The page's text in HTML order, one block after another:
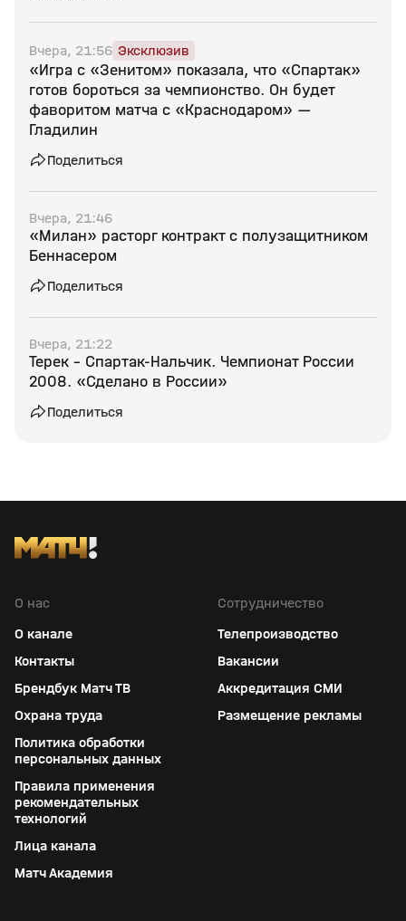
Вчера, 21:56 Эксклюзив
«Игра с «Зенитом» показала, что «Спартак»
готов бороться за чемпионство. Он будет
фаворитом матча с «Краснодаром» —
Гладилин
Поделиться
Вчера, 21:46
«Милан» расторг контракт с полузащитником
Беннасером
Поделиться
Вчера, 21:22
Терек - Спартак-Нальчик. Чемпионат России
2008. «Сделано в России»
Поделиться
О нас
О канале
Контакты
Брендбук Матч ТВ
Охрана труда
Политика обработки
персональных данных
Правила применения
рекомендательных
технологий
Лица канала
Матч Академия
Сотрудничество
Телепроизводство
Вакансии
Аккредитация СМИ
Размещение рекламы